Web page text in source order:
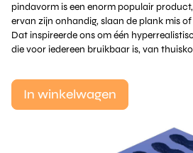
pindavorm is een enorm populair
ervan zijn onhandig, slaan de plank mis
Dat inspireerde ons om één
die voor iedereen bruikbaar is, van
In winkelwagen